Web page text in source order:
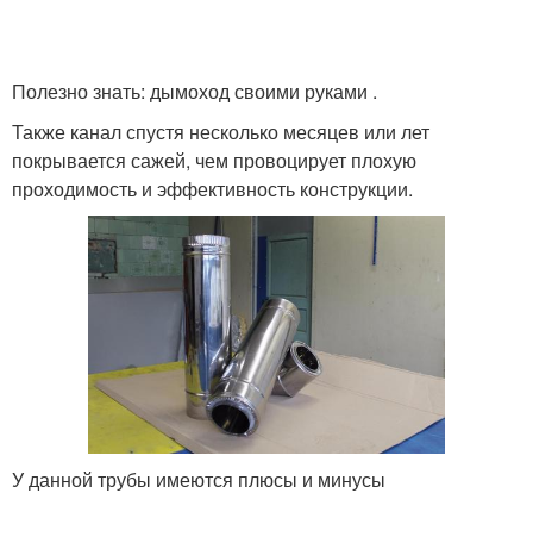
Полезно знать: дымоход своими руками .
Также канал спустя несколько месяцев или лет
покрывается сажей, чем провоцирует плохую
проходимость и эффективность конструкции.
У данной трубы имеются плюсы и минусы